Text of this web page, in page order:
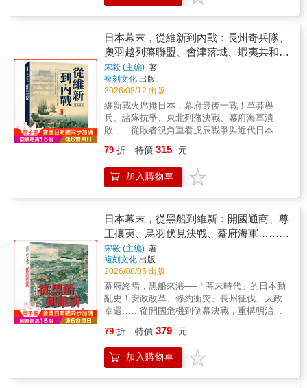
趣味的方式呈現日本國民在戰時體制下的生活
狀態，包括當時的照片、雜誌封面和彩色宣傳
畫、漫畫等，充斥其中的各種政治宣傳，在
食、衣、住、行、育、樂各個生活層面介紹日
本人愛國的技法，譬如「以瓶子進行空襲」、
「發明人間魚雷！」等方法來支持「日本不敗
新國軍」的總動員系統，並探索這種愛國主義
的形式。種種誇張、超現實且無厘頭的宣傳更
勝前作，並輔以淺顯易懂、滑稽略帶諷刺的文
字，以「笑中帶淚／怒」的寫作風格討論極為
鄉民的用語。然而隱藏在輕快戲謔文字裡的，
正是作者對歷史的批判與憤怒。 如同前一本
書，作者利用史料的「紙屑」來呈現歷史，同
嚕」，回到過去的氛圍與離譜的行徑。透過本
書豐富的史料，讀者可以窺見帝國日本與當今
日本的虛與實，看清日本另一個「真面目」，
也可想像活在日治時期的臺灣人過著什麼樣的
「決戰生活」；並進一步思考，在今天民族主
義、民粹主義盛行之下，日本和台灣是否也正
以「愛國」為包裝，進行無厘頭的政治宣傳
呢？
個、也是最後一個，更是歷時最長久的武士政
權，並實現了日本史上罕見的太平時代。 在這
場戰爭中，德川家康及追隨他的大名們（史稱
「東軍」，亦稱「豐臣東軍」）成就榮華富
貴，或領地倍增，或成為其後德川幕府的心腹
和仰賴的助力。他們當中也有不少與德川家一
起安然走過近三百年的江戶時期。直到現在，
其子孫後代與家名仍廣為人知。 ⊙戰場上的勝
敗，決定往後數百年的榮光或罵名 然而，在這
些「豐臣東軍」之外，為他們成就名利作出
「貢獻」的，還有在此戰中慘敗的「豐臣西
人亡，領地或被全數沒收，或被大量削減。這
些以「敗軍」之名遭到沒收的領地，多數成為
勝利者「豐臣東軍」們和德川家的囊中物。在
一無所有之餘，「豐臣西軍」們還得承受往後
名，甚至影響後人對他們的理解及評價。 然
而，上述情況隨著近年各種日本戰國主題的電
玩遊戲與大河劇的帶動，加以日本各道、府、
縣、町、村透過觀光刺激當地經濟和發展，不
少日本的歷史人物都獲得了「重生」和「去污
名」的機會，本書主角「豐臣西軍」的大名
們，便是其中一批顯著的例子。 於是，包括石
田三成、大谷吉繼和島津義弘在內的昔日敗
者，現今不但贏得家鄉人民，以至不少日本國
內外「戰國粉絲」的愛戴，甚至以「悲劇英
雄」的形象，力壓四百多年前的勝者「豐臣東
軍」。 ⊙悲劇不一定能創造英雄！一揭關原之
戰的敗者面紗 本書的寫作目的，除了期望透過
最新史料的分析，平衡這股因應地方經濟振興
&hellip;&hellip;」面對精彩豐富的日本歷史，雖
然許多人名、時代和事件的名詞都耳熟能詳，
但是實際上發生了什麼事、怎麼演變至今，卻
是一知半解。 ★ 日本史讀起來也可以很有哏！
本書以輕鬆的圖解插畫、淺顯易懂的文字，搭
配時代軸線，列出日本舊石器時代～21世紀
間，100則大家最好奇的歷史事件及文化，讓你
有邏輯地一次了解日本從古至今的發展與轉
折！而且你會明白，原來日本史這麼好玩！作
為探究日本史的入門書，本書是絕不容錯過的
◎ 天皇也是通勤族！聖德太子居住的宮殿距離
都城有16公里，每天都要進城處理政務的他，
和現代上班族一樣是辛苦的通勤族。 ◎ 末代將
皇，為什麼倒幕派還是發動了武力政變？ ◎ 對
外交貿易十分積極的德川家康，麾下竟然曾經
出現允許配戴武士刀的白人武士？ ◎ 遷都是家
常便飯！奈良時代遷都之頻繁，在京都市內搬
來搬去，不到十年就搬一次的奇特景況是為什
麼？ 本書特色 【豐富的趣味手繪插圖】篇篇都
給你滿滿的插畫！讓你讀歷史不再覺得枯燥乏
味，且更有助於圖像化記憶！ 【各時代重點化
述困難複雜的史料，快速看懂時代變化和歷史
不再害怕日本史錯綜複雜的人物關係和事件！
從舊石器時代到21世紀，清晰的歷史流動，最
適合初探日本歷史的大眾讀者。 名人推薦 宋彥
日本幕末，從維新到內戰：長州奇兵隊、
奧羽越列藩聯盟、會津落城、蝦夷共和
國……重構明治新政府統一全國的軍事歷
程
宋毅 (主編) 著
複刻文化 出版
2026/08/12 出版
維新戰火席捲日本，幕府最後一戰！草莽舉
兵、諸隊抗爭、東北列藩決戰、幕府海軍潰
敗……從敗者視角重看戊辰戰爭與近代日本的
治維新的誕生，並非一場和平完成的政權交
替，而是一場伴隨激烈政治角力與軍事衝突的
內戰。本書以戊辰戰爭為主軸，重新檢視這場
體派的對立，梳理戰爭爆發的真正背景。作者
並整理日本學界多年來對戊辰戰爭性質的不同
觀點，探討這場戰爭究竟是舊幕府與新政府的
權力之爭、中央集權與列藩政治的衝突，還是
日本近代國家形成過程中的重要轉折，帶領讀
者跳脫既有印象，重新理解幕末歷史。 【五場
戰役：完整重建戊辰戰爭全貌】本書依照戰爭
發展脈絡，重建戊辰戰爭各階段的軍事歷程，
從鳥羽伏見之戰、江戶開城、東北與北越戰
役，到最後的箱館戰爭，完整呈現戰局如何一
戰爭中的重要事件，包括大和天誅組舉兵、長
州奇兵隊的成立與演變、奧羽越列藩聯盟的抗
戰，以及榎本武揚率領舊幕府海軍建立箱館政
79 折 特價 315 元
加入購物車
日本幕末，從黑船到維新：開國通商、尊
王攘夷、鳥羽伏見決戰、幕府海軍……見
證德川體制崩解與近代日本的開端
宋毅 (主編) 著
複刻文化 出版
2026/08/05 出版
幕府終焉，黑船來港──「幕末時代」的日本動
亂史！安政改革、條約衝突、長州征伐、大政
奉還……從開國危機到倒幕決戰，重構明治維
端】十九世紀中葉，日本在西方列強的叩關
下，被迫結束長達兩百多年的鎖國體制，幕末
時代也由此揭開序幕。本書首先從「黑船來
79 折 特價 379 元
加入購物車